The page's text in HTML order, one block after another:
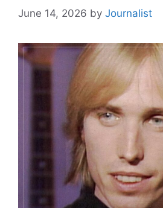
June 14, 2026 by Journalist